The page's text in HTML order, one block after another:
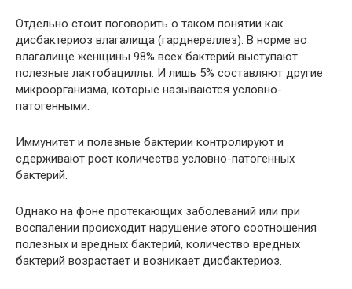
Отдельно стоит поговорить о таком понятии как
дисбактериоз влагалища (гарднереллез). В норме во
влагалище женщины 98% всех бактерий выступают
полезные лактобациллы. И лишь 5% составляют другие
микроорганизма, которые называются условно-
патогенными.
Иммунитет и полезные бактерии контролируют и
сдерживают рост количества условно-патогенных
бактерий.
Однако на фоне протекающих заболеваний или при
воспалении происходит нарушение этого соотношения
полезных и вредных бактерий, количество вредных
бактерий возрастает и возникает дисбактериоз.